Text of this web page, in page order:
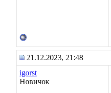
21.12.2023, 21:48
igorst
Новичок